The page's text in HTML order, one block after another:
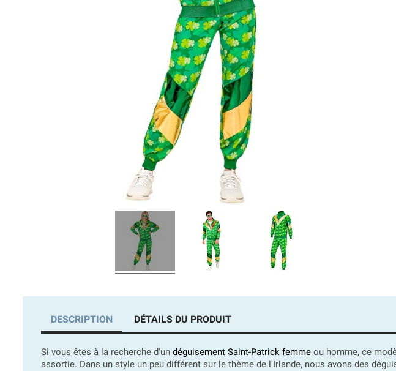
DESCRIPTION DÉTAILS DU PRODUIT
Si vous êtes à la recherche d'un déguisement Saint-Patrick femme ou homme, ce
assortie. Dans un style un peu différent sur le thème de l'Irlande, nous avons des